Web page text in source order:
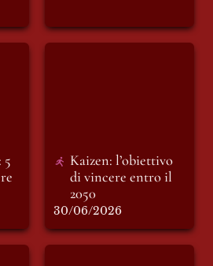
5
Kaizen: l’obiettivo
di vincere entro il
2050
30/06/2026